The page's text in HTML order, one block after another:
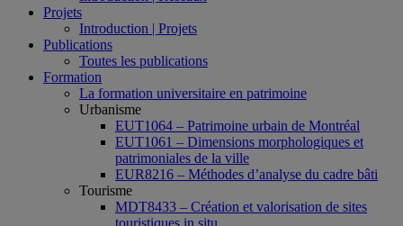
Projets
Introduction | Projets
Publications
Toutes les publications
Formation
La formation universitaire en patrimoine
Urbanisme
EUT1064 – Patrimoine urbain de Montréal
EUT1061 – Dimensions morphologiques et
patrimoniales de la ville
EUR8216 – Méthodes d’analyse du cadre bâti
Tourisme
MDT8433 – Création et valorisation de sites